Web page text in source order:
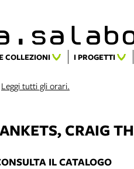
COLLEZIONI I PROGETTI
Leggi tutti gli orari.
, CRAIG
IL CATALOGO